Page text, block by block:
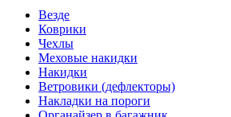
Везде
Коврики
Чехлы
Меховые накидки
Накидки
Ветровики (дефлекторы)
Накладки на пороги